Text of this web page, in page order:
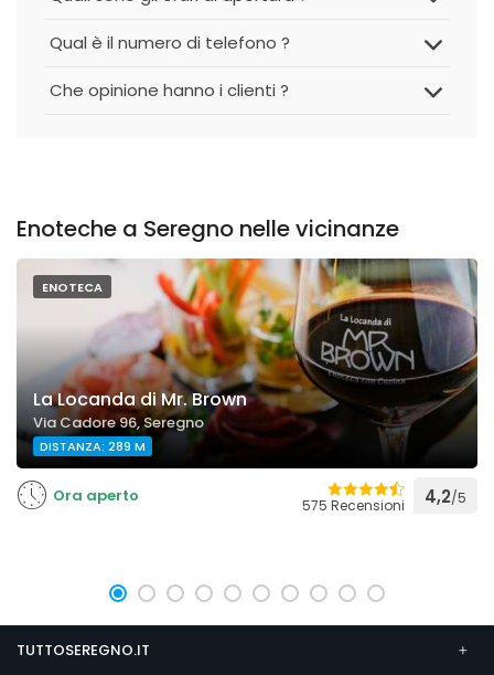
Qual è il numero di telefono ?
Che opinione hanno i clienti ?
Enoteche a Seregno nelle vicinanze
ENOTECA
La Locanda di Mr. Brown
Via Cadore 96, Seregno
DISTANZA: 289 M
Ora aperto 575 Recensioni 4,2/5
TUTTOSEREGNO.IT